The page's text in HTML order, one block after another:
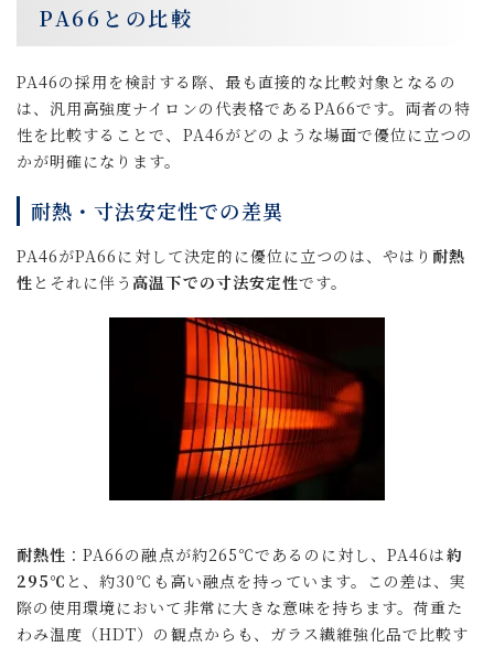
PA66との比較
PA46の採用を検討する際、最も直接的な比較対象となるの
は、汎用高強度ナイロンの代表格であるPA66です。両者の特
性を比較することで、PA46がどのような場面で優位に立つの
かが明確になります。
耐熱・寸法安定性での差異
PA46がPA66に対して決定的に優位に立つのは、やはり耐熱
性 とそれに伴う 高温下での寸法安定性です。
耐熱性 ：PA66の融点が約265℃であるのに対し、PA46は約
295℃ と、約30℃も高い融点を持っています。この差は、実
際の使用環境において非常に大きな意味を持ちます。荷重た
わみ温度（HDT）の観点からも、ガラス繊維強化品で比較す